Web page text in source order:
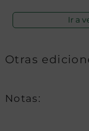
Ir a
Otras
Notas: